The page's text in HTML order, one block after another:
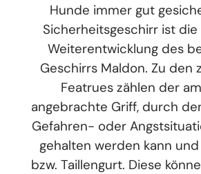
Hunde immer gut
Sicherheitsgeschirr ist
Weiterentwicklung des
Geschirrs Maldon. Zu den
Featrues zählen der
angebrachte Griff, durch
Gefahren- oder
gehalten werden kann
bzw. Taillengurt. Diese